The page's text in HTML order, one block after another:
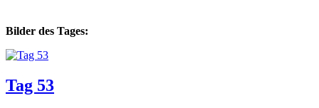
Bilder des Tages:
Tag 53